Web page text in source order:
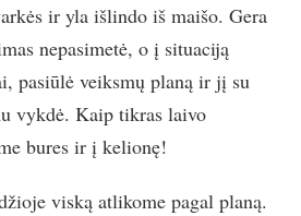
ir yla išlindo iš maišo. Gera
nepasimetė, o į situaciją
pasiūlė veiksmų planą ir jį su
vykdė. Kaip tikras laivo
bures ir į kelionę!
viską atlikome pagal planą.